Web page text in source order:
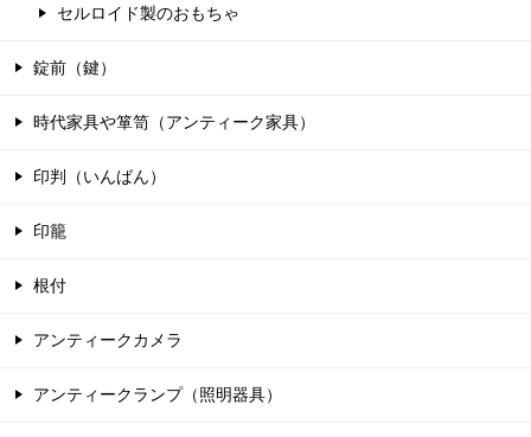
セルロイド製のおもちゃ
錠前（鍵）
時代家具や箪笥（アンティーク家具）
印判（いんばん）
印籠
根付
アンティークカメラ
アンティークランプ（照明器具）